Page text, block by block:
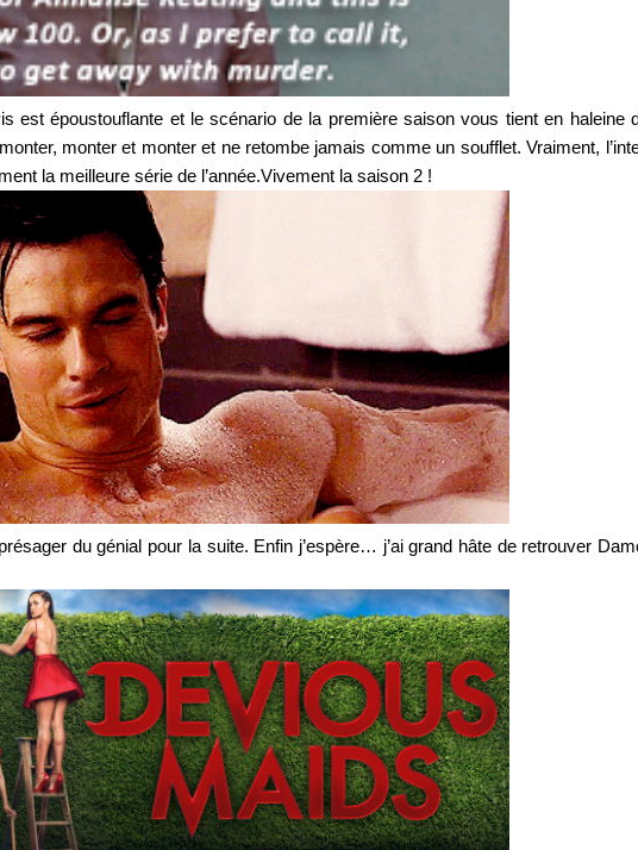
époustouflante et le scénario de la première saison vous tient en haleine
monter et monter et ne retombe jamais comme un soufflet. Vraiment,
la meilleure série de l’année.Vivement la saison 2 !
du génial pour la suite. Enfin j’espère… j’ai grand hâte de retrouver